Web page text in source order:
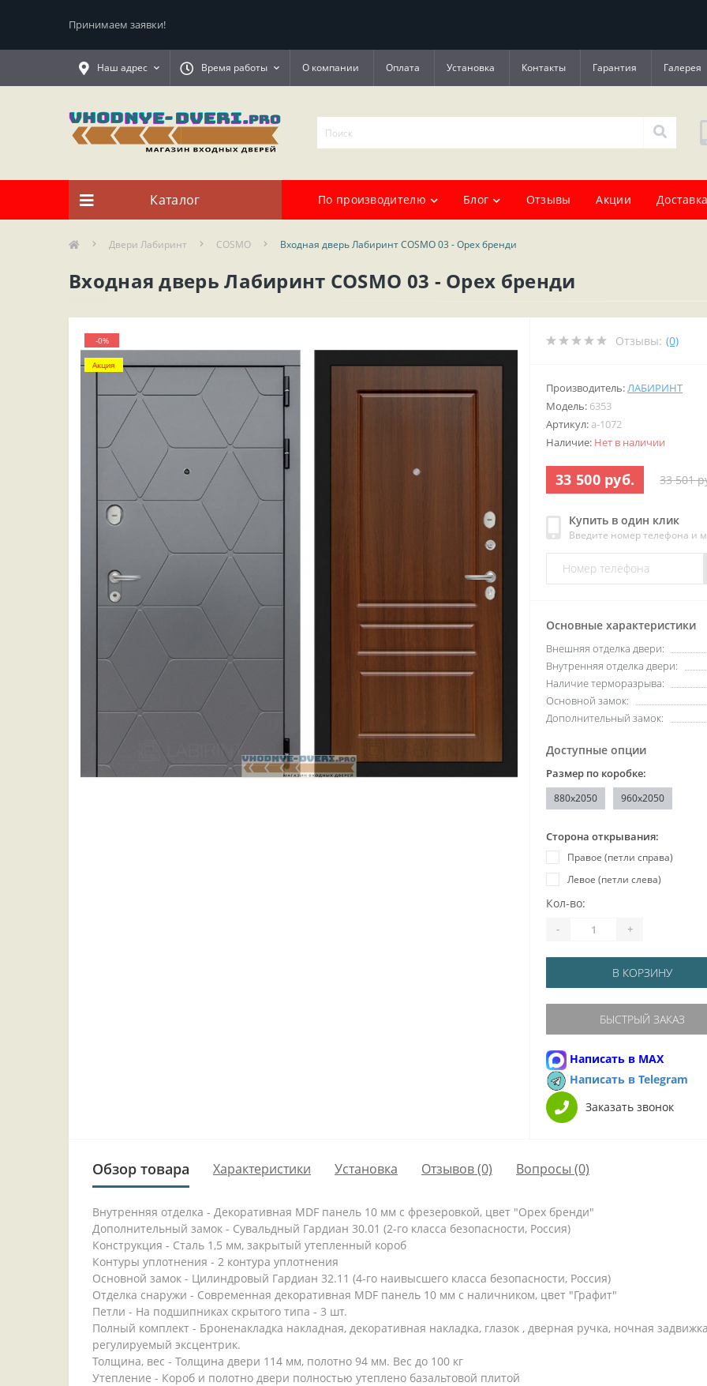
Принимаем заявки!
Наш адрес Время работы О компании Оплата Установка Контакты Гарантия Галерея
Каталог По производителю Блог Отзывы Акции
Двери Лабиринт COSMO Входная дверь Лабиринт COSMO 03 - Орех бренди
Входная дверь Лабиринт COSMO 03 - Орех бренди
-0%
Акция
Отзывы: (0)
Производитель: ЛАБИРИНТ
Модель: 6353
Артикул: a-1072
Наличие: Нет в наличии
33 500 руб. 33 501
Купить в один клик
Введите номер телефона и
Основные характеристики
Внешняя отделка двери:
Внутренняя отделка двери:
Наличие терморазрыва:
Основной замок:
Дополнительный замок:
Доступные опции
Размер по коробке:
880x2050 960x2050
Сторона открывания:
Правое (петли справа)
Левое (петли слева)
Кол-во:
- +
В КОРЗИНУ
БЫСТРЫЙ ЗАКАЗ
Написать в MAX
Написать в Telegram
Заказать звонок
Обзор товара Характеристики Установка Отзывов (0) Вопросы (0)
Внутренняя отделка - Декоративная MDF панель 10 мм с фрезеровкой, цвет "Орех бренди"
Дополнительный замок - Сувальдный Гардиан 30.01 (2-го класса безопасности, Россия)
Конструкция - Сталь 1,5 мм, закрытый утепленный короб
Контуры уплотнения - 2 контура уплотнения
Основной замок - Цилиндровый Гардиан 32.11 (4-го наивысшего класса безопасности, Россия)
Отделка снаружи - Современная декоративная MDF панель 10 мм с наличником, цвет "Графит"
Петли - На подшипниках скрытого типа - 3 шт.
Полный комплект - Броненакладка накладная, декоративная накладка, глазок , дверная ручка, ночная
регулируемый эксцентрик.
Толщина, вес - Толщина двери 114 мм, полотно 94 мм. Вес до 100 кг
Утепление - Короб и полотно двери полностью утеплено базальтовой плитой